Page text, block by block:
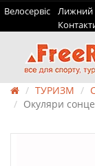
Велосервіс Лижний
ТУРИЗМ
Окуляри